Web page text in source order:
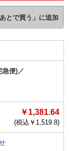
急便)／
￥1,381.64
(税込￥ 1,519.8)